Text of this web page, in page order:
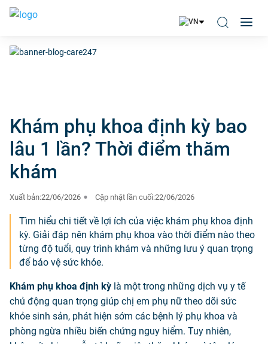
Khám phụ khoa định kỳ bao
lâu 1 lần? Thời điểm thăm
khám
Xuất bản:22/06/2026 Cập nhật lần cuối:22/06/2026
Tìm hiểu chi tiết về lợi ích của việc khám phụ khoa định
kỳ. Giải đáp nên khám phụ khoa vào thời điểm nào theo
từng độ tuổi, quy trình khám và những lưu ý quan trọng
để bảo vệ sức khỏe.
Khám phụ khoa định kỳ là một trong những dịch vụ y tế
chủ động quan trọng giúp chị em phụ nữ theo dõi sức
khỏe sinh sản, phát hiện sớm các bệnh lý phụ khoa và
phòng ngừa nhiều biến chứng nguy hiểm. Tuy nhiên,